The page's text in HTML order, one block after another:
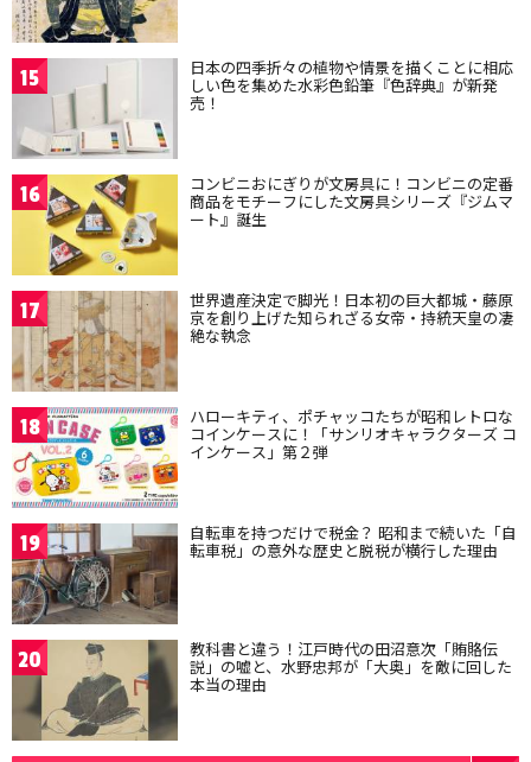
15 日本の四季折々の植物や情景を描くことに相応
しい色を集めた水彩色鉛筆『色辞典』が新発
売！
16 コンビニおにぎりが文房具に！コンビニの定番
商品をモチーフにした文房具シリーズ『ジムマ
ート』誕生
17 世界遺産決定で脚光！日本初の巨大都城・藤原
京を創り上げた知られざる女帝・持統天皇の凄
絶な執念
18 ハローキティ、ポチャッコたちが昭和レトロな
コインケースに！「サンリオキャラクターズ コ
インケース」第２弾
19 自転車を持つだけで税金？ 昭和まで続いた「自
転車税」の意外な歴史と脱税が横行した理由
20 教科書と違う！江戸時代の田沼意次「賄賂伝
説」の嘘と、水野忠邦が「大奥」を敵に回した
本当の理由